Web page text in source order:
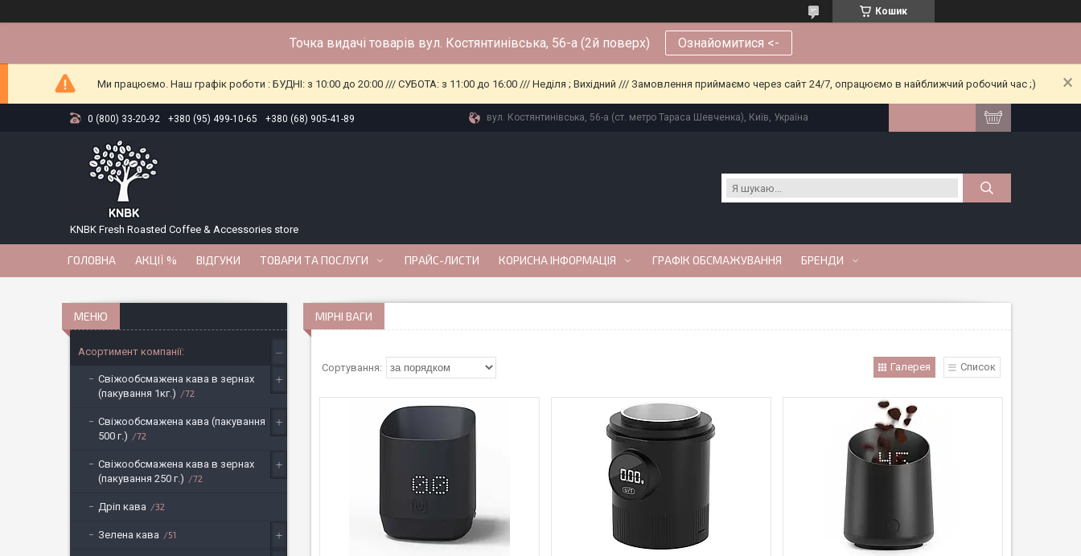
Кошик
Точка видачі товарів вул. Костянтинівська, 56-а (2й поверх) Ознайомитися <-
Ми працюємо. Наш графік роботи : БУДНІ: з 10:00 до 20:00 /// СУБОТА: з 11:00 до 16:00 /// Неділя ; Вихідний /// Замовлення приймаємо через сайт 24/7, опрацюємо в найближчий робочий час ;)
0 (800) 33-20-92 +380 (95) 499-10-65 +380 (68) 905-41-89 вул. Костянтинівська, 56-а (ст. метро Тараса Шевченка), Київ, Україна
KNBK Fresh Roasted Coffee & Accessories store
ГОЛОВНА АКЦІЇ % ВІДГУКИ ТОВАРИ ТА ПОСЛУГИ ПРАЙС-ЛИСТИ КОРИСНА ІНФОРМАЦІЯ ГРАФІК ОБСМАЖУВАННЯ БРЕНДИ
МІРНІ ВАГИ
Галерея Список
Асортимент компанії:
Свіжообсмажена кава в зернах
(пакування 1кг.)
72
Свіжообсмажена кава (пакування
500 г.)
72
Свіжообсмажена кава в зернах
(пакування 250 г.)
72
Дріп кава 32
Зелена кава 51